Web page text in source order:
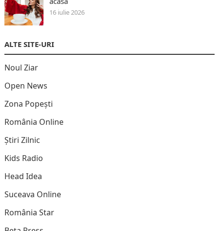
16 iulie 2026
ALTE SITE-URI
Noul Ziar
Open News
Zona Popești
România Online
Știri Zilnic
Kids Radio
Head Idea
Suceava Online
România Star